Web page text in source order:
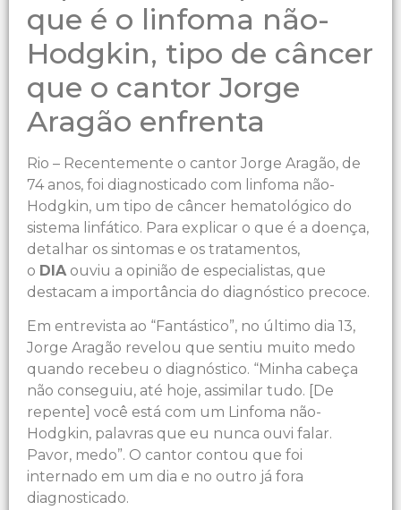
que é o linfoma não-
Hodgkin, tipo de câncer
que o cantor Jorge
Aragão enfrenta
Rio – Recentemente o cantor Jorge Aragão, de
74 anos, foi diagnosticado com linfoma não-
Hodgkin, um tipo de câncer hematológico do
sistema linfático. Para explicar o que é a doença,
detalhar os sintomas e os tratamentos,
o DIAouviu a opinião de especialistas, que
destacam a importância do diagnóstico precoce.
Em entrevista ao “Fantástico”, no último dia 13,
Jorge Aragão revelou que sentiu muito medo
quando recebeu o diagnóstico. “Minha cabeça
não conseguiu, até hoje, assimilar tudo. [De
repente] você está com um Linfoma não-
Hodgkin, palavras que eu nunca ouvi falar.
Pavor, medo”. O cantor contou que foi
internado em um dia e no outro já fora
diagnosticado.